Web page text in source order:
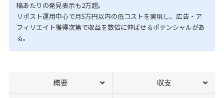
稿あたりの発見表示も2万超。
リポスト運用中心で月5万円以内の低コストを実現し、広告・ア
フィリエイト獲得次第で収益を数倍に伸ばせるポテンシャルがあ
る。
概要 収支